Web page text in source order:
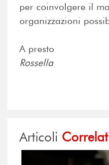
per coinvolgere il
organizzazioni
A presto
Rossella
Articoli